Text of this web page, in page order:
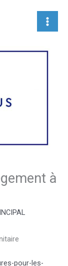
à
pour-les-